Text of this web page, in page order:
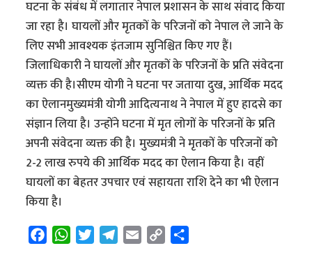
घटना के संबंध में लगातार नेपाल प्रशासन के साथ संवाद किया
जा रहा है। घायलों और मृतकों के परिजनों को नेपाल ले जाने के
लिए सभी आवश्यक इंतजाम सुनिश्चित किए गए हैं।
जिलाधिकारी ने घायलों और मृतकों के परिजनों के प्रति संवेदना
व्यक्त की है।सीएम योगी ने घटना पर जताया दुख, आर्थिक मदद
का ऐलानमुख्यमंत्री योगी आदित्यनाथ ने नेपाल में हुए हादसे का
संज्ञान लिया है। उन्होंने घटना में मृत लोगों के परिजनों के प्रति
अपनी संवेदना व्यक्त की है। मुख्यमंत्री ने मृतकों के परिजनों को
2-2 लाख रुपये की आर्थिक मदद का ऐलान किया है। वहीं
घायलों का बेहतर उपचार एवं सहायता राशि देने का भी ऐलान
किया है।
F
W
T
T
E
C